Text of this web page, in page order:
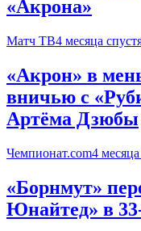
«Акрона»
Матч ТВ4 месяца
«Акрон» в
вничью с
Артёма Дзюбы
Чемпионат.com4
«Борнмут»
Юнайтед» в